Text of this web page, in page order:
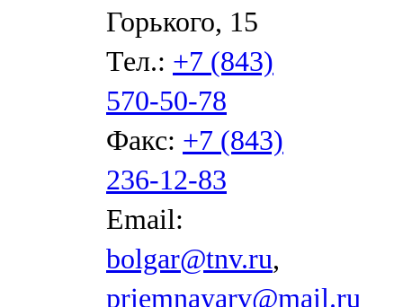
Горького, 15
Тел.: +7 (843)
570-50-78
Факс: +7 (843)
236-12-83
Email:
bolgar@tnv.ru,
priemnayarv@mail.ru